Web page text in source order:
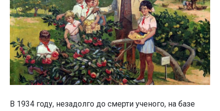
В 1934 году, незадолго до смерти ученого, на базе